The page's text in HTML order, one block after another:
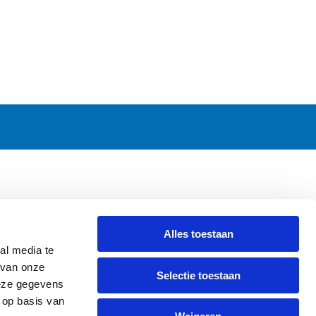
media te
onze
gegevens
basis van
Alles toestaan
Selectie toestaan
Griendweg 53-55
3295 KV 's-Gravendeel
The Netherlands
Tel.+31 78 673 47 61